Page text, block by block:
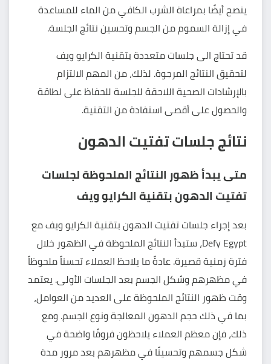
ينصح أيضًا بمراعاة الشرب الكافي من الماء للمساعدة
في إزالة السموم من الجسم وتحسين نتائج الجلسة.
قد تحتاج الى جلسات متعددة بتقنية الكرايو ويف
لتحقيق النتائج المرجوة. لذلك، من المهم الالتزام
بالإرشادات الصحية اللاحقة للجلسة للحفاظ على لطاقة
والحصول على أقصى استفادة من التقنية.
نتائج جلسات تفتيت الدهون
متى يبدأ ظهور النتائج الملحوظة لجلسات
تفتيت الدهون بتقنية الكرايو ويف
بعد إجراء جلسات تفتيت الدهون بتقنية الكرايو ويف مع
Defy Egypt، ستبدأ النتائج الملحوظة في الظهور خلال
فترة زمنية قصيرة. عادةً ما يلاحظ العملاء تحسناً ملحوظاً
في مظهرهم وشكل الجسم بعد الجلسات الأولى. يعتمد
وقت ظهور النتائج الملحوظة على العديد من العوامل،
بما في ذلك حجم الدهون المعالجة ونوع الجسم. ومع
ذلك، فإن معظم العملاء يلاحظون فروقًا واضحة في
شكل جسمهم وتحسينًا في مظهرهم بعد مرور مدة